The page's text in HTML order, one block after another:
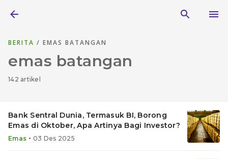
BERITA / EMAS BATANGAN
emas batangan
142 artikel
Bank Sentral Dunia, Termasuk BI, Borong
Emas di Oktober, Apa Artinya Bagi Investor?
Emas • 03 Des 2025